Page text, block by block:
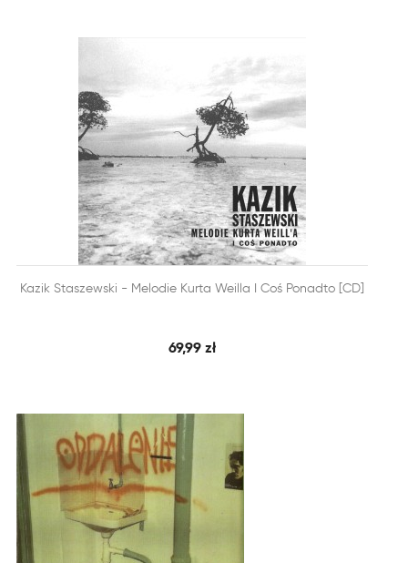
DODAJ DO KOSZYKA SZYBKI PODGLĄD
Kazik Staszewski - Melodie Kurta Weilla I Coś Ponadto [CD]
69,99 zł